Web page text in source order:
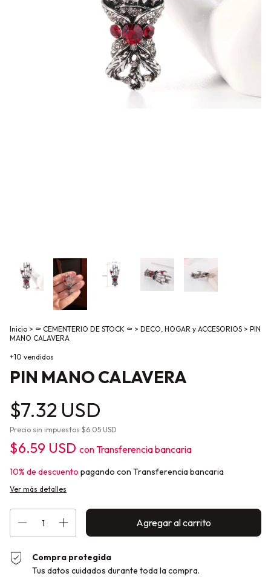
Inicio > ⚰️ CEMENTERIO DE STOCK ⚰️ > DECO, HOGAR y ACCESORIOS > PIN
MANO CALAVERA
+10 vendidos
PIN MANO CALAVERA
$7.32 USD
Precio sin impuestos $6.05 USD
$6.59 USD conTransferencia bancaria
10% de descuento pagando con Transferencia bancaria
Ver más detalles
Compra protegida
Tus datos cuidados durante toda la compra.